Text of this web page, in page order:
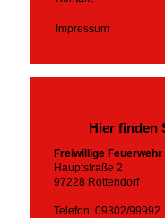
Impressum
Hier finden
Freiwillige
Hauptstraße 2
97228 Rottendorf
Telefon: 09302/99992